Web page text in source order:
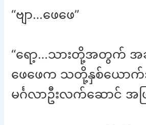
“ဗျာ…ဖေဖေ”
“ရော့…သားတို့အတွက် အခ
ဖေဖေက သတို့နှစ်ယေ
မင်္ဂလာဦးလက်ဆောင် အဖ